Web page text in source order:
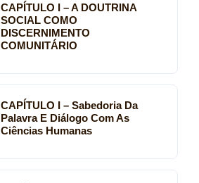
CAPÍTULO I – A DOUTRINA
SOCIAL COMO
DISCERNIMENTO
COMUNITÁRIO
CAPÍTULO I – Sabedoria Da
Palavra E Diálogo Com As
Ciências Humanas